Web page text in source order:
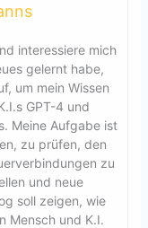
interessiere mich
gelernt habe,
um mein Wissen
GPT-4 und
Meine Aufgabe ist
zu prüfen, den
zu
und neue
soll zeigen, wie
Mensch und K.I.